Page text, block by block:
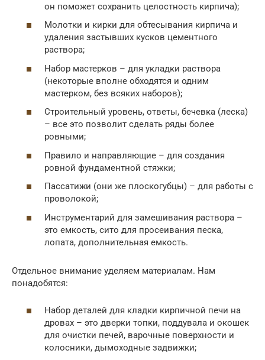
он поможет сохранить целостность кирпича);
Молотки и кирки для обтесывания кирпича и
удаления застывших кусков цементного
раствора;
Набор мастерков – для укладки раствора
(некоторые вполне обходятся и одним
мастерком, без всяких наборов);
Строительный уровень, ответы, бечевка (леска)
– все это позволит сделать ряды более
ровными;
Правило и направляющие – для создания
ровной фундаментной стяжки;
Пассатижи (они же плоскогубцы) – для работы с
проволокой;
Инструментарий для замешивания раствора –
это емкость, сито для просеивания песка,
лопата, дополнительная емкость.
Отдельное внимание уделяем материалам. Нам
понадобятся:
Набор деталей для кладки кирпичной печи на
дровах – это дверки топки, поддувала и окошек
для очистки печей, варочные поверхности и
колосники, дымоходные задвижки;